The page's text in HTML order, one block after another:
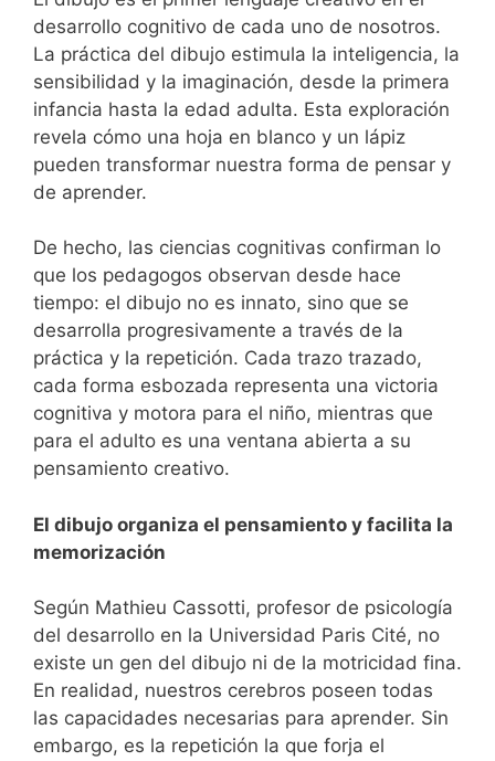
desarrollo cognitivo de cada uno de nosotros.
La práctica del dibujo estimula la inteligencia, la
sensibilidad y la imaginación, desde la primera
infancia hasta la edad adulta. Esta exploración
revela cómo una hoja en blanco y un lápiz
pueden transformar nuestra forma de pensar y
de aprender.
De hecho, las ciencias cognitivas confirman lo
que los pedagogos observan desde hace
tiempo: el dibujo no es innato, sino que se
desarrolla progresivamente a través de la
práctica y la repetición. Cada trazo trazado,
cada forma esbozada representa una victoria
cognitiva y motora para el niño, mientras que
para el adulto es una ventana abierta a su
pensamiento creativo.
El dibujo organiza el pensamiento y facilita la
memorización
Según Mathieu Cassotti, profesor de psicología
del desarrollo en la Universidad Paris Cité, no
existe un gen del dibujo ni de la motricidad fina.
En realidad, nuestros cerebros poseen todas
las capacidades necesarias para aprender. Sin
embargo, es la repetición la que forja el